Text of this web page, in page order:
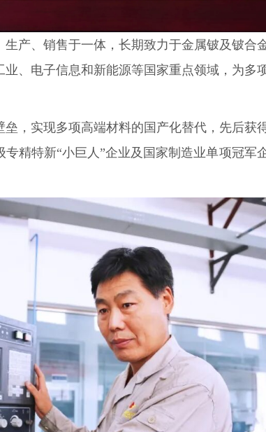
产、销售于一体，长期致力于金属铍及铍合
、电子信息和新能源等国家重点领域，为多
，实现多项高端材料的国产化替代，先后获
精特新“小巨人”企业及国家制造业单项冠军